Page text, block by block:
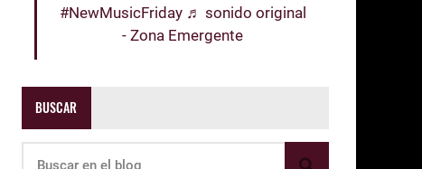
#NewMusicFriday ♬ sonido original
- Zona Emergente
BUSCAR